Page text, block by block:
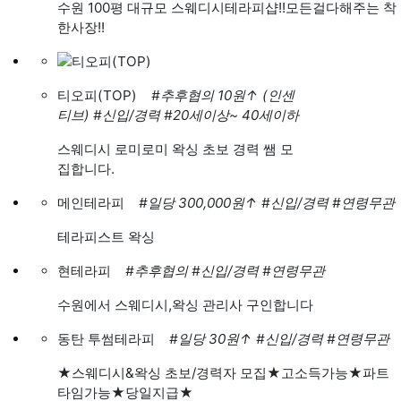
수원 100평 대규모 스웨디시테라피샵!!모든걸다해주는 착
한사장!!
티오피(TOP) #추후협의 10원↑ (인센
티브) #신입/경력 #20세이상~ 40세이하
스웨디시 로미로미 왁싱 초보 경력 쌤 모
집합니다.
메인테라피
#일당 300,000원↑ #신입/경력 #연령무관
테라피스트 왁싱
현테라피
#추후협의 #신입/경력 #연령무관
수원에서 스웨디시,왁싱 관리사 구인합니다
동탄 투썸테라피
#일당 30원↑ #신입/경력 #연령무관
★스웨디시&왁싱 초보/경력자 모집★고소득가능★파트
타임가능★당일지급★